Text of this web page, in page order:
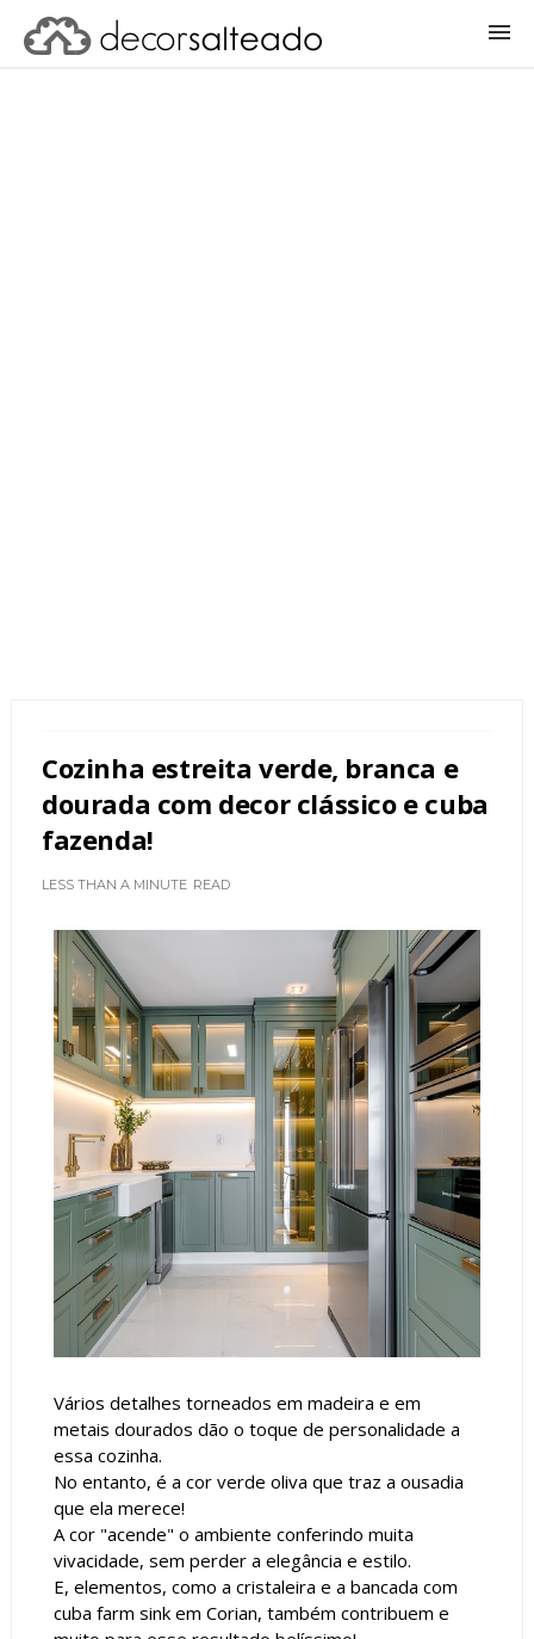
Cozinha estreita verde, branca e
dourada com decor clássico e cuba
fazenda!
LESS THAN A MINUTE READ
Vários detalhes torneados em madeira e em
metais dourados dão o toque de personalidade a
essa cozinha.
No entanto, é a cor verde oliva que traz a ousadia
que ela merece!
A cor "acende" o ambiente conferindo muita
vivacidade, sem perder a elegância e estilo.
E, elementos, como a cristaleira e a bancada com
cuba farm sink em Corian, também contribuem e